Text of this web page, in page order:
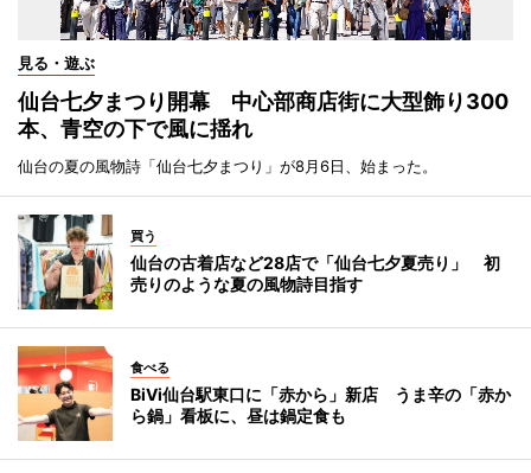
見る・遊ぶ
仙台七夕まつり開幕 中心部商店街に大型飾り300
本、青空の下で風に揺れ
仙台の夏の風物詩「仙台七夕まつり」が8月6日、始まった。
買う
仙台の古着店など28店で「仙台七夕夏売り」 初
売りのような夏の風物詩目指す
食べる
BiVi仙台駅東口に「赤から」新店 うま辛の「赤か
ら鍋」看板に、昼は鍋定食も